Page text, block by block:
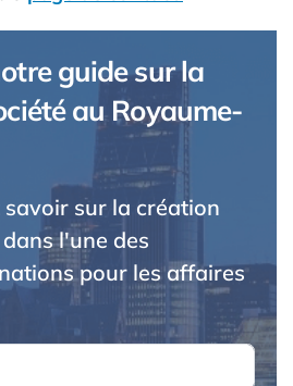
guide sur la
au Royaume-
savoir sur la création
l'une des
pour les affaires